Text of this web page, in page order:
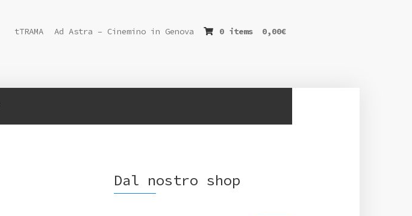
tTRAMA Ad Astra – Cinemino in Genova 0 items 0,00€
Dal nostro shop